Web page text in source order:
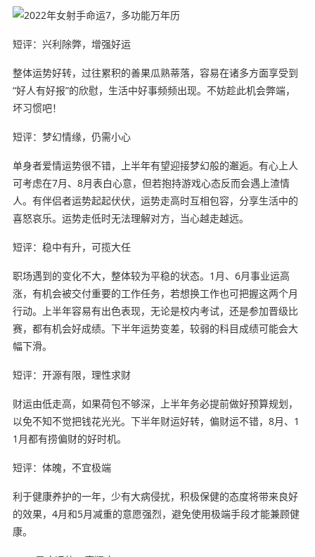
短评：兴利除弊，增强好运
整体运势好转，过往累积的善果瓜熟蒂落，容易在诸多方面享受到
“好人有好报”的欣慰，生活中好事频频出现。不妨趁此机会弊端，
坏习惯吧！
短评：梦幻情缘，仍需小心
单身者爱情运势很不错，上半年有望迎接梦幻般的邂逅。有心上人
可考虑在7月、8月表白心意，但若抱持游戏心态反而会遇上渣情
人。有伴侣者运势起起伏伏，运势走高时互相包容，分享生活中的
喜怒哀乐。运势走低时无法理解对方，当心越走越远。
短评：稳中有升，可揽大任
职场遇到的变化不大，整体较为平稳的状态。1月、6月事业运高
涨，有机会被交付重要的工作任务，若想换工作也可把握这两个月
行动。上半年容易有出色表现，无论是校内考试，还是参加晋级比
赛，都有机会好成绩。下半年运势变差，较弱的科目成绩可能会大
幅下滑。
短评：开源有限，理性求财
财运由低走高，如果荷包不够深，上半年务必提前做好预算规划，
以免不知不觉把钱花光光。下半年财运好转，偏财运不错，8月、1
1月都有捞偏财的好时机。
短评：体魄，不宜极端
利于健康养护的一年，少有大病侵扰，积极保健的态度将带来良好
的效果，4月和5月减重的意愿强烈，避免使用极端手段才能兼顾健
康。